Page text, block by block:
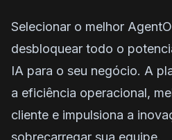
Selecionar o melhor
desbloquear todo o
IA para o seu negócio. A
a eficiência operacional,
cliente e impulsiona a
sobrecarregar sua equipe.